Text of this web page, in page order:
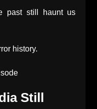
past still haunt us
history.
Still